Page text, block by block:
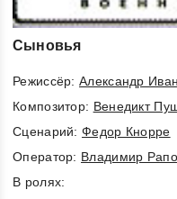
Сыновья
Режиссёр:Александр
Композитор: Венедикт
Cценарий: Федор Кнорре
Оператор: Владимир
В ролях: